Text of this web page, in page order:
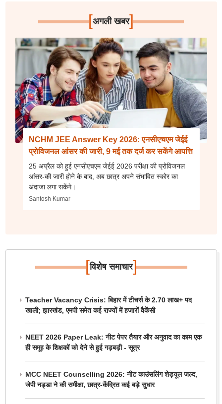
[अगली खबर]
NCHM JEE Answer Key 2026: एनसीएचएम जेईई
प्रोविजनल आंसर की जारी, 9 मई तक दर्ज कर सकेंगे आपत्ति
25 अप्रैल को हुई एनसीएचएम जेईई 2026 परीक्षा की प्रोविजनल
आंसर-की जारी होने के बाद, अब छात्र अपने संभावित स्कोर का
अंदाजा लगा सकेंगे।
Santosh Kumar
[विशेष समाचार]
Teacher Vacancy Crisis: बिहार में टीचर्स के 2.70 लाख+ पद
खाली; झारखंड, एमपी समेत कई राज्यों में हजारों वैकेंसी
NEET 2026 Paper Leak: नीट पेपर तैयार और अनुवाद का काम एक
ही समूह के शिक्षकों को देने से हुई गड़बड़ी - सूत्र
MCC NEET Counselling 2026: नीट काउंसलिंग शेड्यूल जल्द,
जेपी नड्डा ने की समीक्षा, छात्र-केंद्रित कई बड़े सुधार